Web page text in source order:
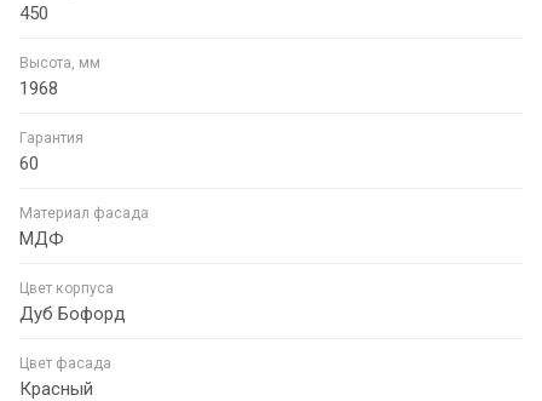
450
Высота, мм
1968
Гарантия
60
Материал фасада
МДФ
Цвет корпуса
Дуб Бофорд
Цвет фасада
Красный